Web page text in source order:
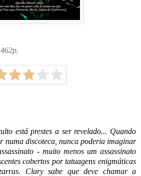
está prestes a ser revelado... Quando
numa discoteca, nunca poderia imaginar
- muito menos um assassinato
cobertos por tatuagens enigmáticas
Clary sabe que deve chamar a